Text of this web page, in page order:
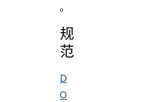
。
规
范
D
O